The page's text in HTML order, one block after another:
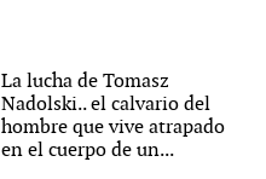
La lucha de Tomasz
Nadolski.. el calvario del
hombre que vive atrapado
en el cuerpo de un...